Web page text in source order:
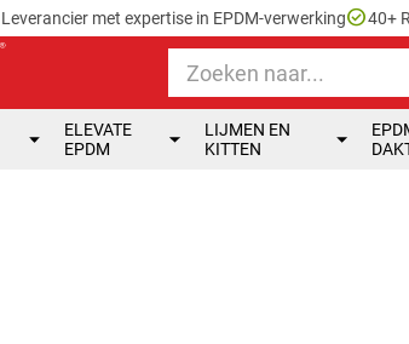
Leverancier met expertise in EPDM-verwerkingcheck_circle40+
ELEVATE
EPDM
LIJMEN EN
KITTEN